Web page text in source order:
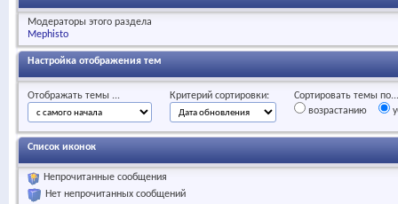
Модераторы этого раздела
Mephisto
Настройка отображения тем
Отображать темы ... Критерий сортировки:
Сортировать темы по...
возрастанию
Список иконок
Непрочитанные сообщения
Нет непрочитанных сообщений